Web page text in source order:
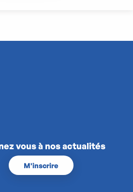
vous à nos actualités
M'inscrire